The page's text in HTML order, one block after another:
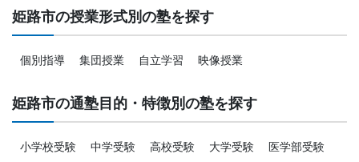
姫路市の授業形式別の塾を探す
個別指導 集団授業 自立学習 映像授業
姫路市の通塾目的・特徴別の塾を探す
小学校受験 中学受験 高校受験 大学受験
医学部受験